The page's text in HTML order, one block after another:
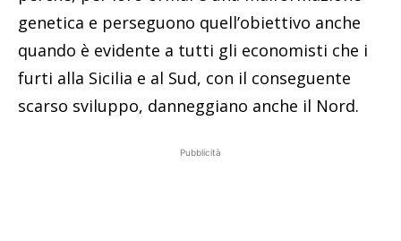
genetica e perseguono quell’obiettivo anche
quando è evidente a tutti gli economisti che i
furti alla Sicilia e al Sud, con il conseguente
scarso sviluppo, danneggiano anche il Nord.
Pubblicità